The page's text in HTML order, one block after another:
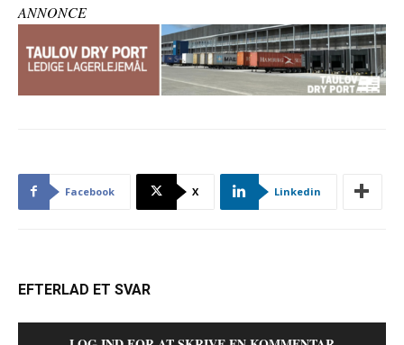
ANNONCE
Facebook X Linkedin
EFTERLAD ET SVAR